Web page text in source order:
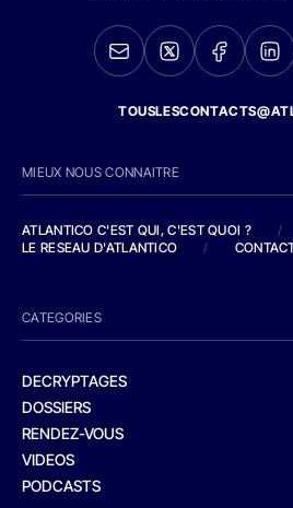
MIEUX NOUS CONNAITRE
ATLANTICO C'EST QUI, C'EST QUOI ?
/
LE RESEAU D'ATLANTICO
/
CATEGORIES
DECRYPTAGES
DOSSIERS
RENDEZ-VOUS
VIDEOS
PODCASTS